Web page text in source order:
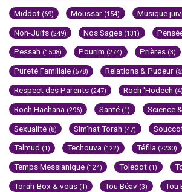
Middot (69) Moussar (154) Musique
Non-Juifs (249) Nos Sages (131)
Pessah (1508) Pourim (274) Prières (3)
Pureté Familiale (578) Relations & Pudeur
Respect des Parents (247) Roch 'Hodech (4)
Roch Hachana (296) Santé (1) Science
Sexualité (8) Sim'hat Torah (47)
Talmud (1) Techouva (122) Téfila (2230)
Temps Messianique (124) Toledot (1)
Torah-Box & vous (1) Tou Béav (3) Tou